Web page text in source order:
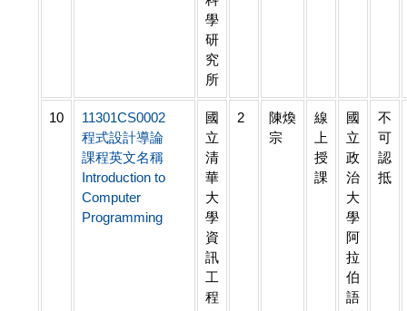
學
研
究
所
10
11301CS0002
程式設計導論
課程英文名稱
Introduction to
Computer
Programming
國
立
清
華
大
學
資
訊
工
程
2
陳煥
宗
線
上
授
課
國
立
政
治
大
學
阿
拉
伯
語
不
可
認
抵